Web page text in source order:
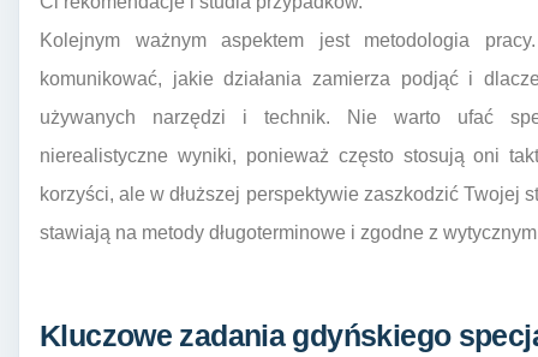
Kolejnym ważnym aspektem jest metodologia
komunikować, jakie działania zamierza podjąć i
używanych narzędzi i technik. Nie warto ufać
nierealistyczne wyniki, ponieważ często stosują oni
korzyści, ale w dłuższej perspektywie zaszkodzić Twojej
stawiają na metody długoterminowe i zgodne z
Kluczowe zadania gdyńskiego